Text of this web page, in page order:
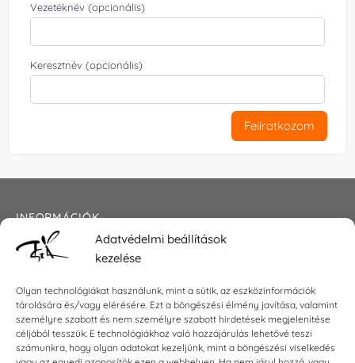
Adatvédelmi beállítások
kezelése
Olyan technológiákat használunk, mint a sütik, az eszközinformációk
tárolására és/vagy elérésére. Ezt a böngészési élmény javítása, valamint
személyre szabott és nem személyre szabott hirdetések megjelenítése
céljából tesszük. E technológiákhoz való hozzájárulás lehetővé teszi
számunkra, hogy olyan adatokat kezeljünk, mint a böngészési viselkedés
Vezetéknév (opcionális)
Keresztnév (opcionális)
Feliratkozom
INFORMÁCIÓK
Általános szerződési feltételek
Impresszum
KAPCSOLAT